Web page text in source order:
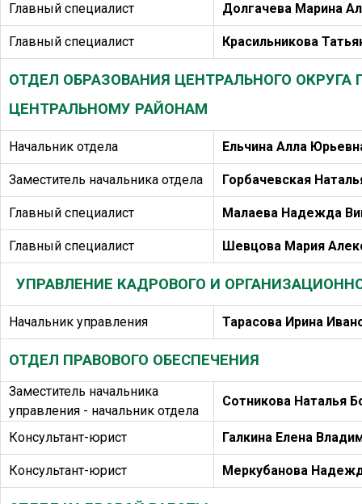
Главный специалист Долгачева Марина
Главный специалист Красильникова
ОТДЕЛ ОБРАЗОВАНИЯ ЦЕНТРАЛЬНОГО
ЦЕНТРАЛЬНОМУ РАЙОНАМ
Начальник отдела Ельчина Алла
Заместитель начальника отдела Горбачевская
Главный специалист Малаева Надежда
Главный специалист Шевцова Мария
УПРАВЛЕНИЕ КАДРОВОГО И
Начальник управления Тарасова Ирина
ОТДЕЛ ПРАВОВОГО ОБЕСПЕЧЕНИЯ
Заместитель начальника
управления - начальник отдела
Сотникова Наталья
Консультант-юрист Галкина Елена
Консультант-юрист Меркубанова